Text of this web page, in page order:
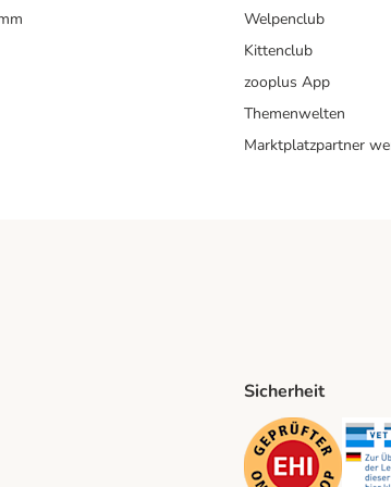
Welpenclub
Kittenclub
zooplus App
Themenwelten
Marktplatzpartner
Method
Sicherheit